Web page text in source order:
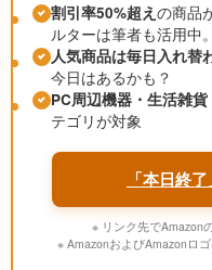
割引率50%超え の商品
ルターは筆者も活用中。
人気商品は毎日入れ替
今日はあるかも？
PC周辺機器・生活雑
テゴリが対象
「本日終
※ リンク先でAmazon
※ AmazonおよびAmazonロ